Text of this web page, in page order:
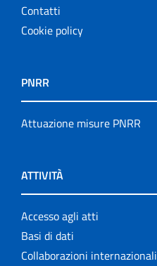
Contatti
Cookie policy
PNRR
Attuazione misure PNRR
ATTIVITÀ
Accesso agli atti
Basi di dati
Collaborazioni internazionali